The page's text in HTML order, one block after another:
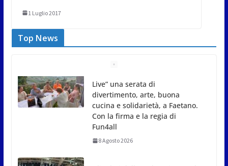
1 Luglio 2017
Top News
Gli atleti della Federazione Judo
San Marino all’European Cup
Junior 2026 di Skopje
8 Agosto 2026